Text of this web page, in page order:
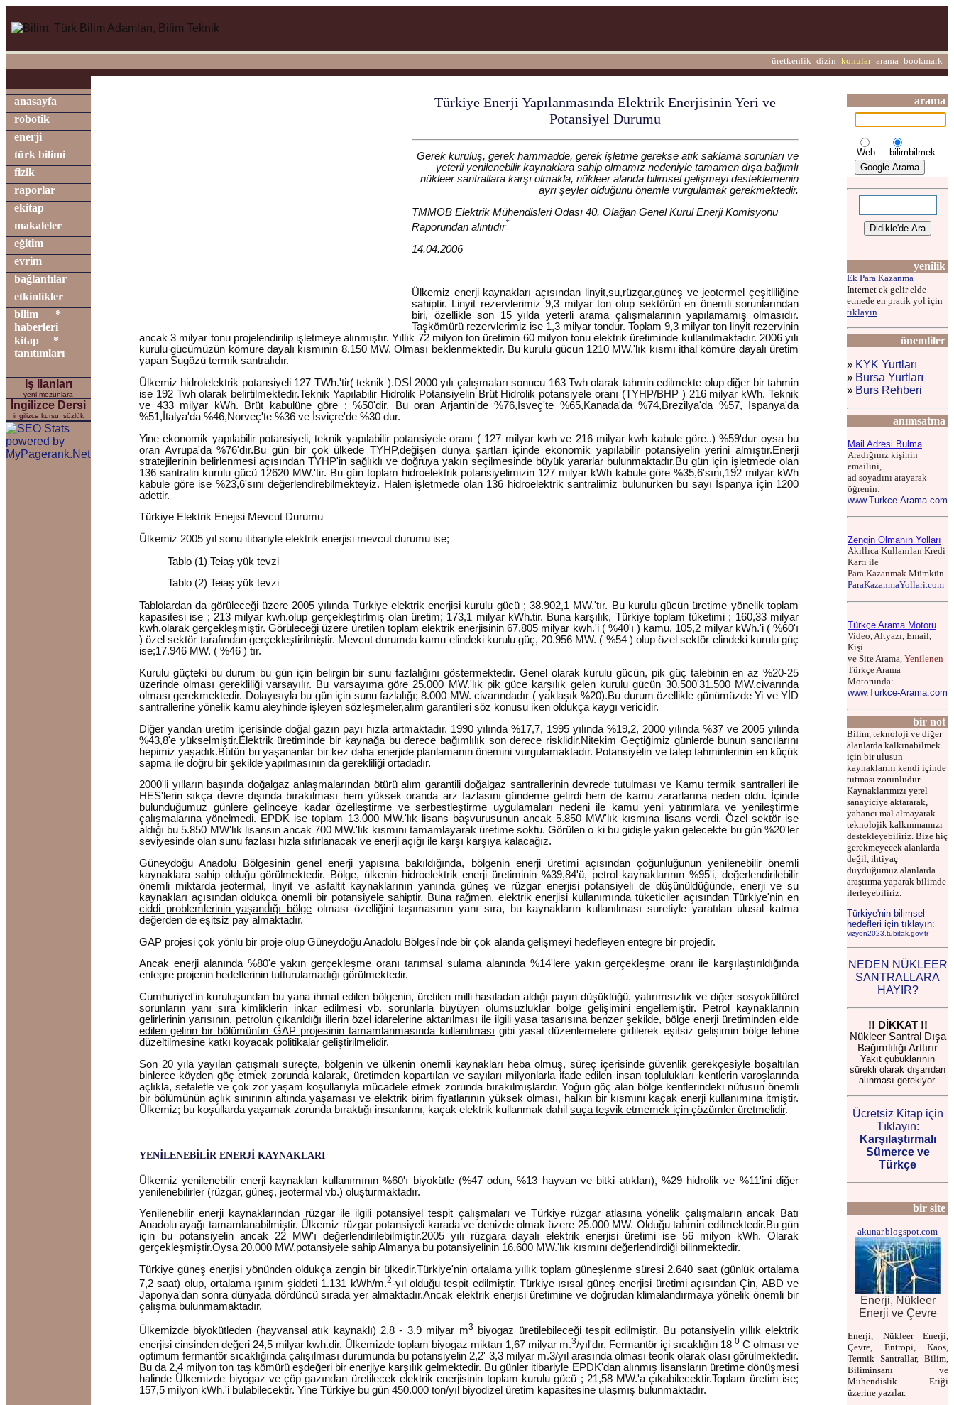
üretkenlik dizin konular arama bookmark
anasayfa
robotik
enerji
türk bilimi
fizik
raporlar
ekitap
makaleler
eğitim
evrim
bağlantılar
etkinlikler
bilim *
haberleri
kitap *
tanıtımları
İş İlanları
yeni mezunlara
İngilizce Dersi
ingilizce kursu, sözlük
Türkiye Enerji Yapılanmasında Elektrik Enerjisinin Yeri ve
Potansiyel Durumu
Gerek kuruluş, gerek hammadde, gerek işletme gerekse atık saklama sorunları ve
yeterli yenilenebilir kaynaklara sahip olmamız nedeniyle tamamen dışa bağımlı
nükleer santrallara karşı olmakla, nükleer alanda bilimsel gelişmeyi desteklemenin
ayrı şeyler olduğunu önemle vurgulamak gerekmektedir.
TMMOB Elektrik Mühendisleri Odası 40. Olağan Genel Kurul Enerji Komisyonu
Raporundan alıntıdır*
14.04.2006
Ülkemiz enerji kaynakları açısından linyit,su,rüzgar,güneş ve jeotermel çeşitliliğine
sahiptir. Linyit rezervlerimiz 9,3 milyar ton olup sektörün en önemli sorunlarından
biri, özellikle son 15 yılda yeterli arama çalışmalarının yapılamamış olmasıdır.
Taşkömürü rezervlerimiz ise 1,3 milyar tondur. Toplam 9,3 milyar ton linyit rezervinin
ancak 3 milyar tonu projelendirilip işletmeye alınmıştır. Yıllık 72 milyon ton üretimin 60 milyon tonu elektrik üretiminde kullanılmaktadır. 2006 yılı
kurulu gücümüzün kömüre dayalı kısmının 8.150 MW. Olması beklenmektedir. Bu kurulu gücün 1210 MW.'lık kısmı ithal kömüre dayalı üretim
yapan Sugözü termik santralıdır.
Ülkemiz hidrolelektrik potansiyeli 127 TWh.'tir( teknik ).DSİ 2000 yılı çalışmaları sonucu 163 Twh olarak tahmin edilmekte olup diğer bir tahmin
ise 192 Twh olarak belirtilmektedir.Teknik Yapılabilir Hidrolik Potansiyelin Brüt Hidrolik potansiyele oranı (TYHP/BHP ) 216 milyar kWh. Teknik
ve 433 milyar kWh. Brüt kabulüne göre ; %50'dir. Bu oran Arjantin'de %76,İsveç'te %65,Kanada'da %74,Brezilya'da %57, İspanya'da
%51,İtalya'da %46,Norveç'te %36 ve İsviçre'de %30 dur.
Yine ekonomik yapılabilir potansiyeli, teknik yapılabilir potansiyele oranı ( 127 milyar kwh ve 216 milyar kwh kabule göre..) %59'dur oysa bu
oran Avrupa'da %76'dır.Bu gün bir çok ülkede TYHP,değişen dünya şartları içinde ekonomik yapılabilir potansiyelin yerini almıştır.Enerji
stratejilerinin belirlenmesi açısından TYHP'in sağlıklı ve doğruya yakın seçilmesinde büyük yararlar bulunmaktadır.Bu gün için işletmede olan
136 santralin kurulu gücü 12620 MW.'tir. Bu gün toplam hidroelektrik potansiyelimizin 127 milyar kWh kabule göre %35,6'sını,192 milyar kWh
kabule göre ise %23,6'sını değerlendirebilmekteyiz. Halen işletmede olan 136 hidroelektrik santralimiz bulunurken bu sayı İspanya için 1200
adettir.
Türkiye Elektrik Enejisi Mevcut Durumu
Ülkemiz 2005 yıl sonu itibariyle elektrik enerjisi mevcut durumu ise;
Tablo (1) Teiaş yük tevzi
Tablo (2) Teiaş yük tevzi
Tablolardan da görüleceği üzere 2005 yılında Türkiye elektrik enerjisi kurulu gücü ; 38.902,1 MW.'tır. Bu kurulu gücün üretime yönelik toplam
kapasitesi ise ; 213 milyar kwh.olup gerçekleştirlmiş olan üretim; 173,1 milyar kWh.tir. Buna karşılık, Türkiye toplam tüketimi ; 160,33 milyar
kwh.olarak gerçekleşmiştir. Görüleceği üzere üretilen toplam elektrik enerjisinin 67,805 milyar kwh.'i ( %40'ı ) kamu, 105,2 milyar kWh.'i ( %60'ı
) özel sektör tarafından gerçekleştirilmiştir. Mevcut durumda kamu elindeki kurulu güç, 20.956 MW. ( %54 ) olup özel sektör elindeki kurulu güç
ise;17.946 MW. ( %46 ) tır.
Kurulu güçteki bu durum bu gün için belirgin bir sunu fazlalığını göstermektedir. Genel olarak kurulu gücün, pik güç talebinin en az %20-25
üzerinde olması gerekliliği varsayılır. Bu varsayıma göre 25.000 MW.'lık pik güce karşılık gelen kurulu gücün 30.500'31.500 MW.civarında
olması gerekmektedir. Dolayısıyla bu gün için sunu fazlalığı; 8.000 MW. civarındadır ( yaklaşık %20).Bu durum özellikle günümüzde Yi ve YİD
santrallerine yönelik kamu aleyhinde işleyen sözleşmeler,alım garantileri söz konusu iken oldukça kaygı vericidir.
Diğer yandan üretim içerisinde doğal gazın payı hızla artmaktadır. 1990 yılında %17,7, 1995 yılında %19,2, 2000 yılında %37 ve 2005 yılında
%43,8'e yükselmiştir.Elektrik üretiminde bir kaynağa bu derece bağımlılık son derece risklidir.Nitekim Geçtiğimiz günlerde bunun sancılarını
hepimiz yaşadık.Bütün bu yaşananlar bir kez daha enerjide planlamanın önemini vurgulamaktadır. Potansiyelin ve talep tahminlerinin en küçük
sapma ile doğru bir şekilde yapılmasının da gerekliliği ortadadır.
2000'li yılların başında doğalgaz anlaşmalarından ötürü alım garantili doğalgaz santrallerinin devrede tutulması ve Kamu termik santralleri ile
HES'lerin sıkça devre dışında bırakılması hem yüksek oranda arz fazlasını gündeme getirdi hem de kamu zararlarına neden oldu. İçinde
bulunduğumuz günlere gelinceye kadar özelleştirme ve serbestleştirme uygulamaları nedeni ile kamu yeni yatırımlara ve yenileştirme
çalışmalarına yönelmedi. EPDK ise toplam 13.000 MW.'lık lisans başvurusunun ancak 5.850 MW'lık kısmına lisans verdi. Özel sektör ise
aldığı bu 5.850 MW'lık lisansın ancak 700 MW.'lık kısmını tamamlayarak üretime soktu. Görülen o ki bu gidişle yakın gelecekte bu gün %20'ler
seviyesinde olan sunu fazlası hızla sıfırlanacak ve enerji açığı ile karşı karşıya kalacağız.
Güneydoğu Anadolu Bölgesinin genel enerji yapısına bakıldığında, bölgenin enerji üretimi açısından çoğunluğunun yenilenebilir önemli
kaynaklara sahip olduğu görülmektedir. Bölge, ülkenin hidroelektrik enerji üretiminin %39,84'ü, petrol kaynaklarının %95'i, değerlendirilebilir
önemli miktarda jeotermal, linyit ve asfaltit kaynaklarının yanında güneş ve rüzgar enerjisi potansiyeli de düşünüldüğünde, enerji ve su
kaynakları açısından oldukça önemli bir potansiyele sahiptir. Buna rağmen, elektrik enerjisi kullanımında tüketiciler açısından Türkiye'nin en
ciddi problemlerinin yaşandığı bölge olması özelliğini taşımasının yanı sıra, bu kaynakların kullanılması suretiyle yaratılan ulusal katma
değerden de eşitsiz pay almaktadır.
GAP projesi çok yönlü bir proje olup Güneydoğu Anadolu Bölgesi'nde bir çok alanda gelişmeyi hedefleyen entegre bir projedir.
Ancak enerji alanında %80'e yakın gerçekleşme oranı tarımsal sulama alanında %14'lere yakın gerçekleşme oranı ile karşılaştırıldığında
entegre projenin hedeflerinin tutturulamadığı görülmektedir.
Cumhuriyet'in kuruluşundan bu yana ihmal edilen bölgenin, üretilen milli hasıladan aldığı payın düşüklüğü, yatırımsızlık ve diğer sosyokültürel
sorunların yanı sıra kimliklerin inkar edilmesi vb. sorunlarla büyüyen olumsuzluklar bölge gelişimini engellemiştir. Petrol kaynaklarının
gelirlerinin yarısının, petrolün çıkarıldığı illerin özel idarelerine aktarılması ile ilgili yasa tasarısına benzer şekilde, bölge enerji üretiminden elde
edilen gelirin bir bölümünün GAP projesinin tamamlanmasında kullanılması gibi yasal düzenlemelere gidilerek eşitsiz gelişimin bölge lehine
düzeltilmesine katkı koyacak politikalar geliştirilmelidir.
Son 20 yıla yayılan çatışmalı süreçte, bölgenin ve ülkenin önemli kaynakları heba olmuş, süreç içerisinde güvenlik gerekçesiyle boşaltılan
binlerce köyden göç etmek zorunda kalarak, üretimden kopartılan ve sayıları milyonlarla ifade edilen insan toplulukları kentlerin varoşlarında
açlıkla, sefaletle ve çok zor yaşam koşullarıyla mücadele etmek zorunda bırakılmışlardır. Yoğun göç alan bölge kentlerindeki nüfusun önemli
bir bölümünün açlık sınırının altında yaşaması ve elektrik birim fiyatlarının yüksek olması, halkın bir kısmını kaçak enerji kullanımına itmiştir.
Ülkemiz; bu koşullarda yaşamak zorunda bıraktığı insanlarını, kaçak elektrik kullanmak dahil suça teşvik etmemek için çözümler üretmelidir.
YENİLENEBİLİR ENERJİ KAYNAKLARI
Ülkemiz yenilenebilir enerji kaynakları kullanımının %60'ı biyokütle (%47 odun, %13 hayvan ve bitki atıkları), %29 hidrolik ve %11'ini diğer
yenilenebilirler (rüzgar, güneş, jeotermal vb.) oluşturmaktadır.
Yenilenebilir enerji kaynaklarından rüzgar ile ilgili potansiyel tespit çalışmaları ve Türkiye rüzgar atlasına yönelik çalışmaların ancak Batı
Anadolu ayağı tamamlanabilmiştir. Ülkemiz rüzgar potansiyeli karada ve denizde olmak üzere 25.000 MW. Olduğu tahmin edilmektedir.Bu gün
için bu potansiyelin ancak 22 MW'ı değerlendirilebilmiştir.2005 yılı rüzgara dayalı elektrik enerjisi üretimi ise 56 milyon kWh. Olarak
gerçekleşmiştir.Oysa 20.000 MW.potansiyele sahip Almanya bu potansiyelinin 16.600 MW.'lık kısmını değerlendirdiği bilinmektedir.
Türkiye güneş enerjisi yönünden oldukça zengin bir ülkedir.Türkiye'nin ortalama yıllık toplam güneşlenme süresi 2.640 saat (günlük ortalama
7,2 saat) olup, ortalama ışınım şiddeti 1.131 kWh/m.2-yıl olduğu tespit edilmiştir. Türkiye ısısal güneş enerjisi üretimi açısından Çin, ABD ve
Japonya'dan sonra dünyada dördüncü sırada yer almaktadır.Ancak elektrik enerjisi üretimine ve doğrudan klimalandırmaya yönelik önemli bir
çalışma bulunmamaktadır.
Ülkemizde biyokütleden (hayvansal atık kaynaklı) 2,8 - 3,9 milyar m3
biyogaz üretilebileceği tespit edilmiştir. Bu potansiyelin yıllık elektrik
enerjisi cinsinden değeri 24,5 milyar kwh.dir. Ülkemizde toplam biyogaz miktarı 1,67 milyar m.3/yıl'dır. Fermantör içi sıcaklığın 18 0 C olması ve
optimum fermantör sıcaklığında çalışılması durumunda bu potansiyelin 2,2' 3,3 milyar m.3/yıl arasında olması teorik olarak olası görülmektedir.
Bu da 2,4 milyon ton taş kömürü eşdeğeri bir enerjiye karşılık gelmektedir. Bu günler itibariyle EPDK'dan alınmış lisansların üretime dönüşmesi
halinde Ülkemizde biyogaz ve çöp gazından üretilecek elektrik enerjisinin toplam kurulu gücü ; 21,58 MW.'a çıkabilecektir.Toplam üretim ise;
157,5 milyon kWh.'i bulabilecektir. Yine Türkiye bu gün 450.000 ton/yıl biyodizel üretim kapasitesine ulaşmış bulunmaktadır.
arama
Web bilimbilmek
yenilik
Ek Para Kazanma
Internet ek gelir elde
etmede en pratik yol için
tıklayın.
önemliler
» KYK Yurtları
» Bursa Yurtları
» Burs Rehberi
anımsatma
Mail Adresi Bulma
Aradığınız kişinin
emailini,
ad soyadını arayarak
öğrenin:
www.Turkce-Arama.com
Zengin Olmanın Yolları
Akıllıca Kullanılan Kredi
Kartı ile
Para Kazanmak Mümkün
ParaKazanmaYollari.com
Türkçe Arama Motoru
Video, Altyazı, Email,
Kişi
ve Site Arama, Yenilenen
Türkçe Arama
Motorunda:
www.Turkce-Arama.com
bir not
Bilim, teknoloji ve diğer
alanlarda kalkınabilmek
için bir ulusun
kaynaklarını kendi içinde
tutması zorunludur.
Kaynaklarımızı yerel
sanayiciye aktararak,
yabancı mal almayarak
teknolojik kalkınmamızı
destekleyebiliriz. Bize hiç
gerekmeyecek alanlarda
değil, ihtiyaç
duyduğumuz alanlarda
araştırma yaparak bilimde
ilerleyebiliriz.
Türkiye'nin bilimsel
hedefleri için tıklayın:
vizyon2023.tubitak.gov.tr
NEDEN NÜKLEER
SANTRALLARA
HAYIR?
!! DİKKAT !!
Nükleer Santral Dışa
Bağımlılığı Arttırır
Yakıt çubuklarının
sürekli olarak dışarıdan
alınması gerekiyor.
Ücretsiz Kitap için
Tıklayın:
Karşılaştırmalı
Sümerce ve
Türkçe
bir site
akunar.blogspot.com
Enerji, Nükleer
Enerji ve Çevre
Enerji, Nükleer Enerji,
Çevre, Entropi, Kaos,
Termik Santrallar, Bilim,
Biliminsanı ve
Muhendislik Etiği
üzerine yazılar.